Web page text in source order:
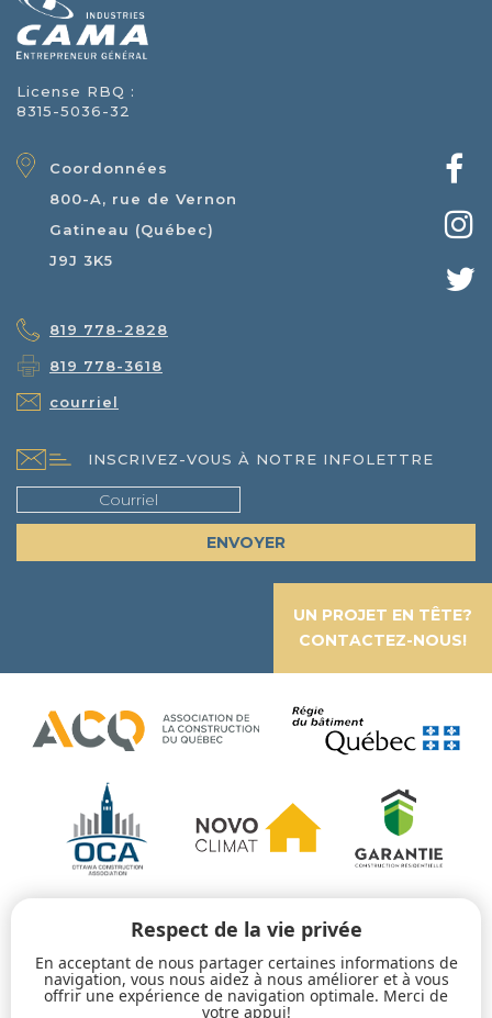
License RBQ :
8315-5036-32
Coordonnées
800-A, rue de Vernon
Gatineau (Québec)
J9J 3K5
819 778-2828
819 778-3618
courriel
INSCRIVEZ-VOUS À NOTRE INFOLETTRE
UN PROJET EN TÊTE?
CONTACTEZ-NOUS!
Respect de la vie privée
En acceptant de nous partager certaines informations de
navigation, vous nous aidez à nous améliorer et à vous
offrir une expérience de navigation optimale. Merci de
votre appui!